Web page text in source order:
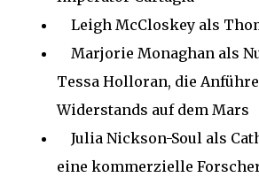
Leigh McCloskey als
Marjorie Monaghan als
Tessa Holloran, die
Widerstands auf dem Mars
Julia Nickson-Soul als
eine kommerzielle